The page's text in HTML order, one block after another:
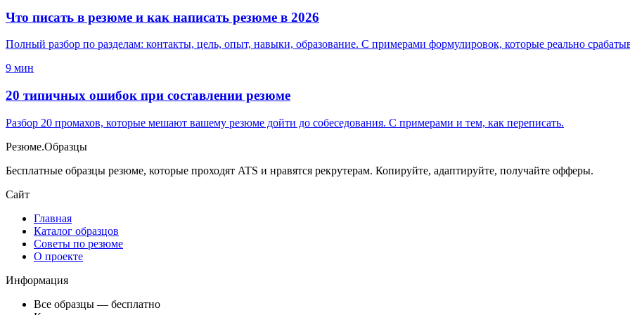
Что писать в резюме и как написать резюме в 2026
Полный разбор по разделам: контакты, цель, опыт, навыки, образование. С примерами формулировок, которые реально
9 мин
20 типичных ошибок при составлении резюме
Разбор 20 промахов, которые мешают вашему резюме дойти до собеседования. С примерами и тем, как переписать.
Резюме.Образцы
Бесплатные образцы резюме, которые проходят ATS и нравятся рекрутерам. Копируйте, адаптируйте, получайте офферы.
Сайт
Главная
Каталог образцов
Советы по резюме
О проекте
Информация
Все образцы — бесплатно